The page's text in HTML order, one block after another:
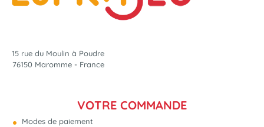
15 rue du Moulin à Poudre
76150 Maromme - France
VOTRE COMMANDE
Modes de paiement